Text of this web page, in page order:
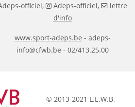
officiel, Adeps-officiel,
lettre
d'info
www.sport-adeps.be - adeps-
info@cfwb.be - 02/413.25.00
© 2013-2021 L.E.W.B.